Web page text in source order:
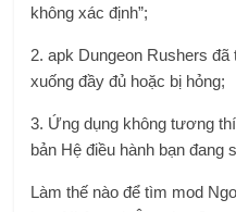
không xác định”;
2. apk Dungeon Rushers
xuống đầy đủ hoặc bị hỏng;
3. Ứng dụng không tương
bản Hệ điều hành bạn đang
Làm thế nào để tìm mod